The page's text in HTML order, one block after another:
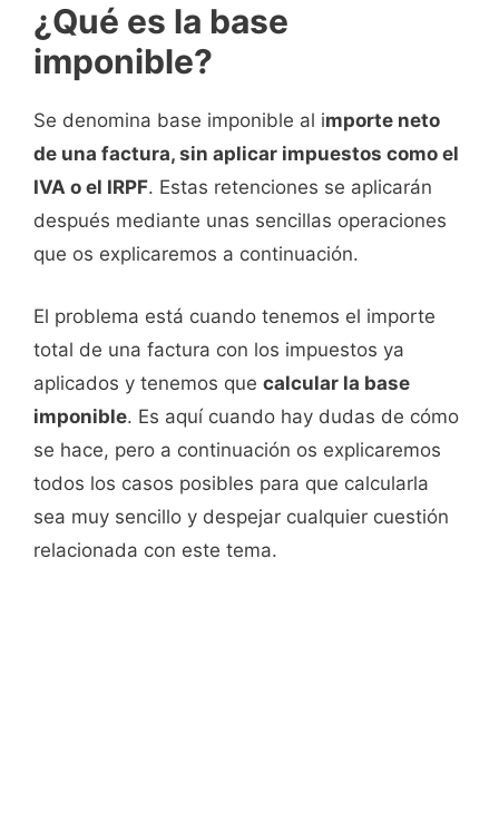
¿Qué es la base
imponible?
Se denomina base imponible al importe neto
de una factura, sin aplicar impuestos como el
IVA o el IRPF. Estas retenciones se aplicarán
después mediante unas sencillas operaciones
que os explicaremos a continuación.
El problema está cuando tenemos el importe
total de una factura con los impuestos ya
aplicados y tenemos que calcular la base
imponible. Es aquí cuando hay dudas de cómo
se hace, pero a continuación os explicaremos
todos los casos posibles para que calcularla
sea muy sencillo y despejar cualquier cuestión
relacionada con este tema.